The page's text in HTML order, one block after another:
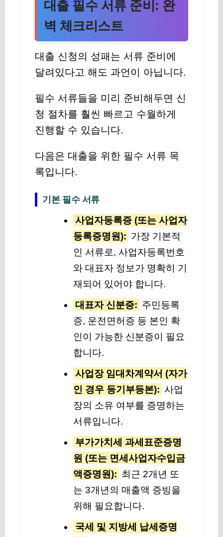
대출 필수 서류 준비: 완
벽 체크리스트
대출 신청의 성패는 서류 준비에
달려있다고 해도 과언이 아닙니다.
필수 서류들을 미리 준비해두면 신
청 절차를 훨씬 빠르고 수월하게
진행할 수 있습니다.
다음은 대출을 위한 필수 서류 목
록입니다.
기본 필수 서류
사업자등록증 (또는 사업자
등록증명원): 가장 기본적
인 서류로, 사업자등록번호
와 대표자 정보가 명확히 기
재되어 있어야 합니다.
대표자 신분증: 주민등록
증, 운전면허증 등 본인 확
인이 가능한 신분증이 필요
합니다.
사업장 임대차계약서 (자가
인 경우 등기부등본): 사업
장의 소유 여부를 증명하는
서류입니다.
부가가치세 과세표준증명
원 (또는 면세사업자수입금
액증명원): 최근 2개년 또
는 3개년의 매출액 증빙을
위해 필요합니다.
국세 및 지방세 납세증명